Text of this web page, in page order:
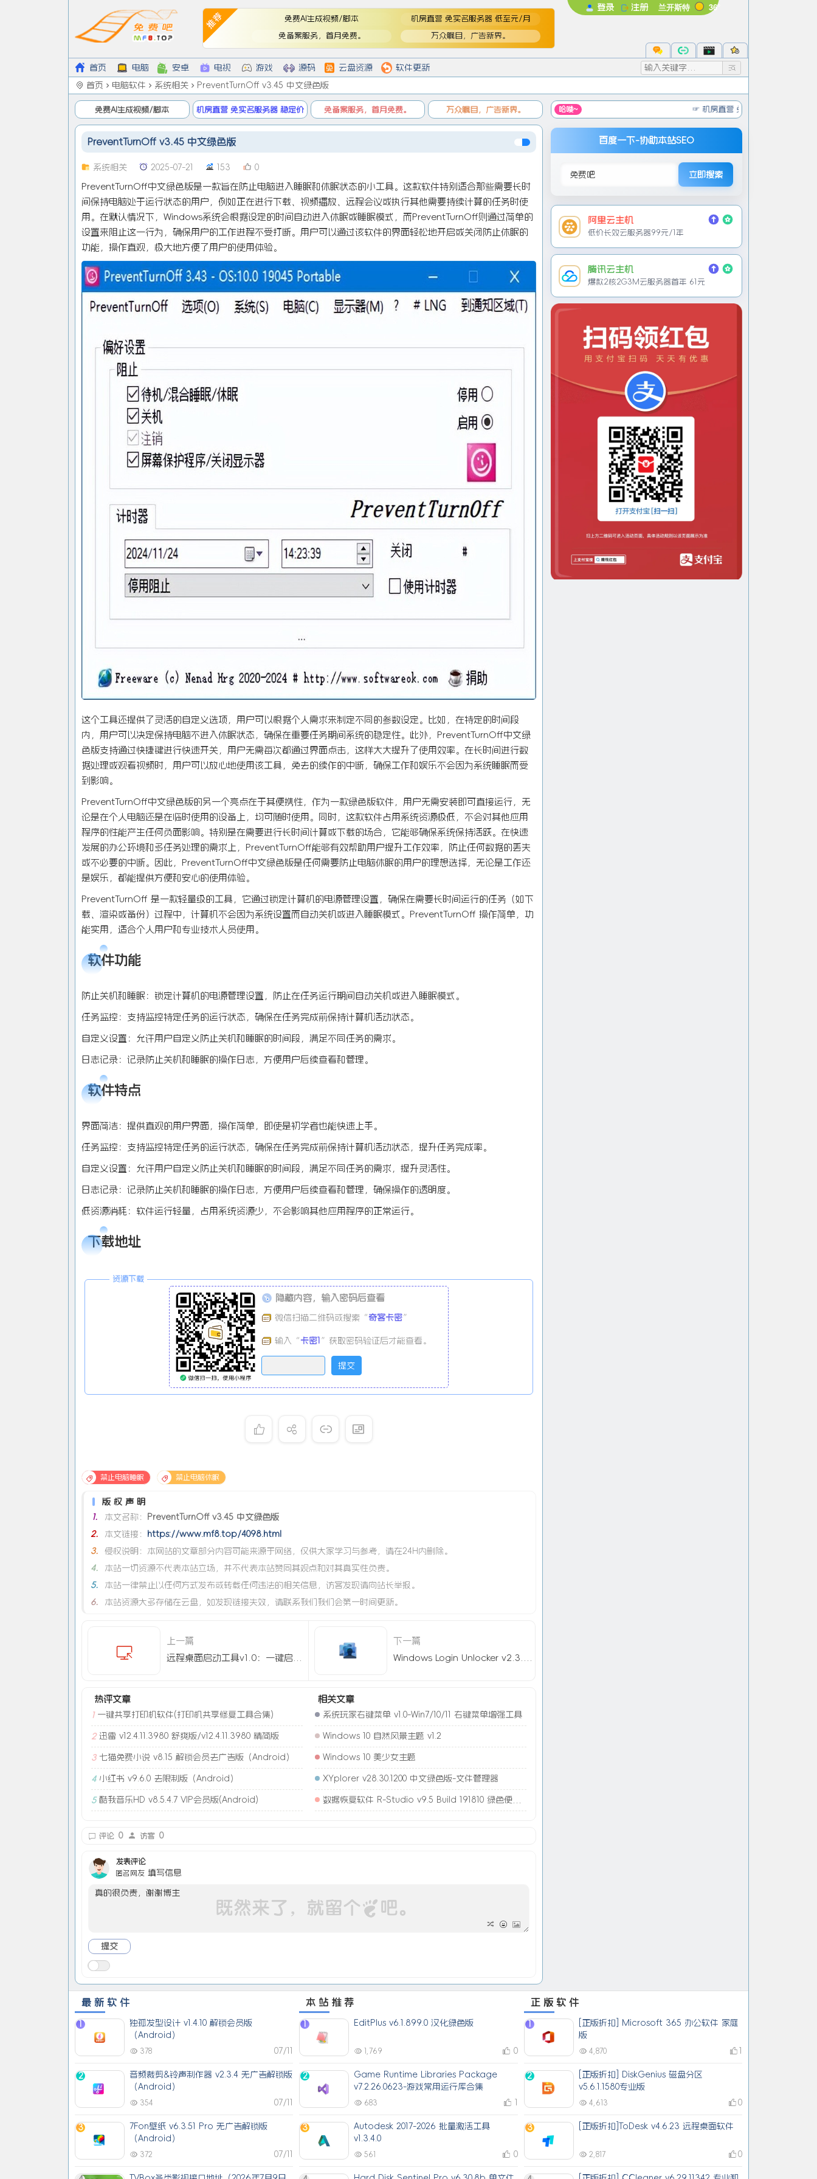
免费AI生成视频/脚本 机房直营 免实名服务器 低至元/月
免备案服务，首月免费。 万众瞩目，广告新界。
登录
登录后即可体验更多功能
忘记密码
注册 兰开斯特 36°
首页 电脑 安卓 电视 游戏 源码 云盘资源 软件更新
首页 电脑软件 系统相关 PreventTurnOff v3.45 中文绿色版
免费AI生成视频/脚本 机房直营 免实名服务器 稳定价 免备案服务，首月免费。 万众瞩目，广告新界。
PreventTurnOff v3.45 中文绿色版
系统相关 2025-07-21 153 0
PreventTurnOff中文绿色版是一款旨在防止电脑进入睡眠和休眠状态的小工具。这款软件特别适合那些需要长时
间保持电脑处于运行状态的用户，例如正在进行下载、视频播放、远程会议或执行其他需要持续计算的任务时使
用。在默认情况下，Windows系统会根据设定的时间自动进入休眠或睡眠模式，而PreventTurnOff则通过简单的
设置来阻止这一行为，确保用户的工作进程不受打断。用户可以通过该软件的界面轻松地开启或关闭防止休眠的
功能，操作直观，极大地方便了用户的使用体验。
这个工具还提供了灵活的自定义选项，用户可以根据个人需求来制定不同的参数设定。比如，在特定的时间段
内，用户可以决定保持电脑不进入休眠状态，确保在重要任务期间系统的稳定性。此外，PreventTurnOff中文绿
色版支持通过快捷键进行快速开关，用户无需每次都通过界面点击，这样大大提升了使用效率。在长时间进行数
据处理或观看视频时，用户可以放心地使用该工具，免去的续作的中断，确保工作和娱乐不会因为系统睡眠而受
到影响。
PreventTurnOff中文绿色版的另一个亮点在于其便携性，作为一款绿色版软件，用户无需安装即可直接运行，无
论是在个人电脑还是在临时使用的设备上，均可随时使用。同时，这款软件占用系统资源极低，不会对其他应用
程序的性能产生任何负面影响。特别是在需要进行长时间计算或下载的场合，它能够确保系统保持活跃。在快速
发展的办公环境和多任务处理的需求上，PreventTurnOff能够有效帮助用户提升工作效率，防止任何数据的丢失
或不必要的中断。因此，PreventTurnOff中文绿色版是任何需要防止电脑休眠的用户的理想选择，无论是工作还
是娱乐，都能提供方便和安心的使用体验。
PreventTurnOff 是一款轻量级的工具，它通过锁定计算机的电源管理设置，确保在需要长时间运行的任务（如下
载、渲染或备份）过程中，计算机不会因为系统设置而自动关机或进入睡眠模式。PreventTurnOff 操作简单，功
能实用，适合个人用户和专业技术人员使用。
软件功能
防止关机和睡眠：锁定计算机的电源管理设置，防止在任务运行期间自动关机或进入睡眠模式。
任务监控：支持监控特定任务的运行状态，确保在任务完成前保持计算机活动状态。
自定义设置：允许用户自定义防止关机和睡眠的时间段，满足不同任务的需求。
日志记录：记录防止关机和睡眠的操作日志，方便用户后续查看和管理。
软件特点
界面简洁：提供直观的用户界面，操作简单，即使是初学者也能快速上手。
任务监控：支持监控特定任务的运行状态，确保在任务完成前保持计算机活动状态，提升任务完成率。
自定义设置：允许用户自定义防止关机和睡眠的时间段，满足不同任务的需求，提升灵活性。
日志记录：记录防止关机和睡眠的操作日志，方便用户后续查看和管理，确保操作的透明度。
低资源消耗：软件运行轻量，占用系统资源少，不会影响其他应用程序的正常运行。
下载地址
资源下载
隐藏内容，输入密码后查看
微信扫描二维码或搜索“奇客卡密”
输入“ 卡密1 ”获取密码验证后才能查看。
禁止电脑睡眠 禁止电脑休眠
版权声明
1.
本文名称：
PreventTurnOff v3.45 中文绿色版
2.
本文链接：
https://www.mf8.top/4098.html
3.
侵权说明：本网站的文章部分内容可能来源于网络，仅供大家学习与参考，请在24H内删除。
4.
本站一切资源不代表本站立场，并不代表本站赞同其观点和对其真实性负责。
5.
本站一律禁止以任何方式发布或转载任何违法的相关信息，访客发现请向站长举报。
6.
本站资源大多存储在云盘，如发现链接失效，请联系我们我们会第一时间更新。
上一篇
下一篇
热评文章
1 一键共享打印机软件(打印机共享修复工具合集)
2 迅雷 v12.4.11.3980 舒爽版/v12.4.11.3980 精简版
3 七猫免费小说 v8.15 解锁会员去广告版（Android）
4 小红书 v9.6.0 去限制版（Android）
5 酷我音乐HD v8.5.4.7 VIP会员版(Android)
相关文章
系统玩家右键菜单 v1.0-Win7/10/11 右键菜单增强工具
Windows 10 自然风景主题 v1.2
Windows 10 美少女主题
XYplorer v28.30.1200 中文绿色版-文件管理器
数据恢复软件 R-Studio v9.5 Build 191810 绿色便携版
评论 0 访客 0
发表评论
匿名网友 填写信息
哈喽~ ☞ 机房直营 免实名服务器 低至元/月
百度一下-协助本站SEO
立即搜索
阿里云主机
低价长效云服务器99元/1年
腾讯云主机
爆款2核2G3M云服务器首年 61元
最新软件
独孤发型设计 v1.4.10 解锁会员版
（Android）
07/11
378
2
音频裁剪&铃声制作器 v2.3.4 无广告解锁版
（Android）
07/11
354
3
7Fon壁纸 v6.3.51 Pro 无广告解锁版
（Android）
07/11
372
本站推荐
EditPlus v6.1.899.0 汉化绿色版
1,769 0
2
Game Runtime Libraries Package
v7.2.26.0623-游戏常用运行库合集
683
3
Autodesk 2017-2026 批量激活工具
v1.3.4.0
561 0
正版软件
[正版折扣] Microsoft 365 办公软件 家庭
版
4,870
2
[正版折扣] DiskGenius 磁盘分区
v5.6.1.1580专业版
4,613 0
3 [正版折扣]ToDesk v4.6.23 远程桌面软件
2,817 0